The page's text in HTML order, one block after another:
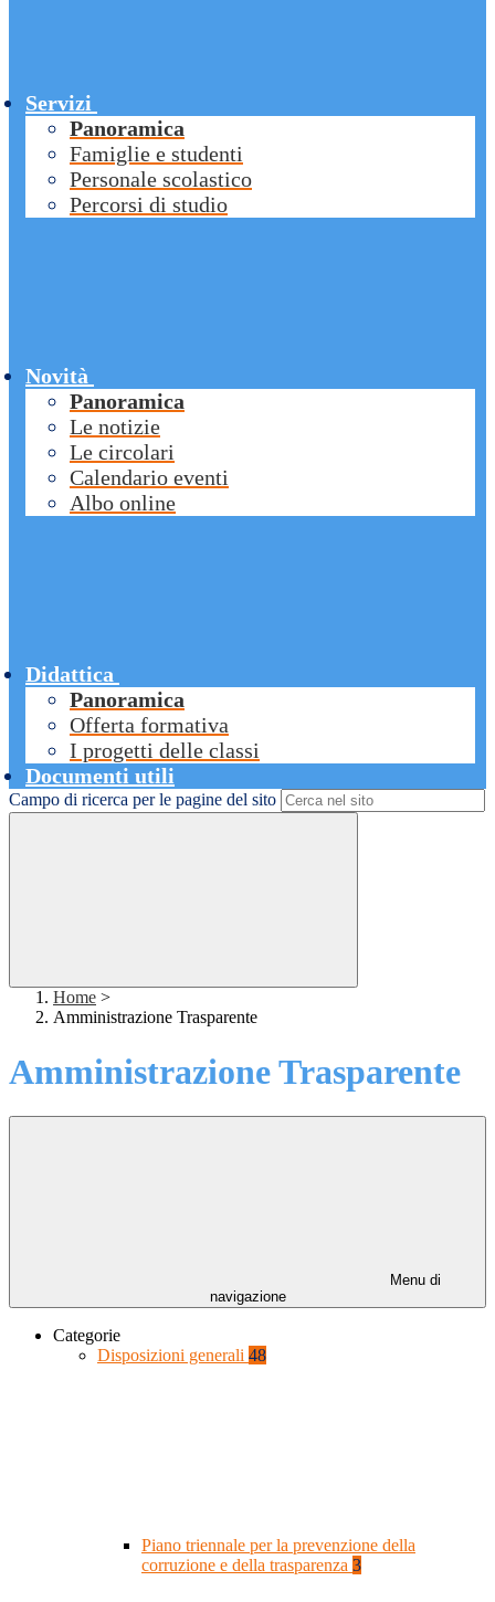
Servizi
Panoramica
Famiglie e studenti
Personale scolastico
Percorsi di studio
Novità
Panoramica
Le notizie
Le circolari
Calendario eventi
Albo online
Didattica
Panoramica
Offerta formativa
I progetti delle classi
Documenti utili
Campo di ricerca per le pagine del sito
Home >
Amministrazione Trasparente
Amministrazione Trasparente
Menu di
navigazione
Categorie
Disposizioni generali 48
Piano triennale per la prevenzione della
corruzione e della trasparenza 3